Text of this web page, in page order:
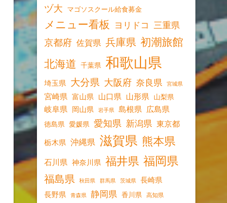
ヅ大 マゴソスクール給食募金
メニュー看板 ヨリドコ 三重県
京都府 佐賀県 兵庫県 初潮旅館
北海道
千葉県 和歌山県
埼玉県 大分県 大阪府 奈良県 宮城県
宮崎県 富山県 山口県 山形県 山梨県
岐阜県 岡山県 岩手県 島根県 広島県
徳島県 愛媛県 愛知県 新潟県 東京都
栃木県 沖縄県 滋賀県 熊本県
石川県 神奈川県 福井県 福岡県
福島県 秋田県 群馬県 茨城県 長崎県
長野県 青森県 静岡県 香川県 高知県